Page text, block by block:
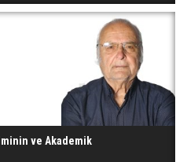
ve Akademik